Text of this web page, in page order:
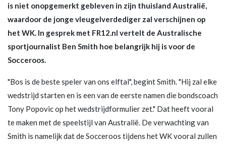
is niet onopgemerkt gebleven in zijn thuisland Australië,
waardoor de jonge vleugelverdediger zal verschijnen op
het WK. In gesprek met FR12.nl vertelt de Australische
sportjournalist Ben Smith hoe belangrijk hij is voor de
Socceroos.
"Bos is de beste speler van ons elftal", begint Smith. "Hij zal elke
wedstrijd starten en is een van de eerste namen die bondscoach
Tony Popovic op het wedstrijdformulier zet." Dat heeft vooral
te maken met de speelstijl van Australië. De verwachting van
Smith is namelijk dat de Socceroos tijdens het WK vooral zullen